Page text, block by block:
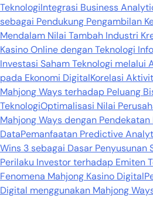
TeknologiIntegrasi Business
sebagai Pendukung Pengambilan
Mendalam Nilai Tambah Industri
Kasino Online dengan Teknologi
Investasi Saham Teknologi melalui
pada Ekonomi DigitalKorelasi
Mahjong Ways terhadap Peluang
TeknologiOptimalisasi Nilai
Mahjong Ways dengan
DataPemanfaatan Predictive
Wins 3 sebagai Dasar Penyusunan
Perilaku Investor terhadap Emiten
Fenomena Mahjong Kasino Digital
Digital menggunakan Mahjong